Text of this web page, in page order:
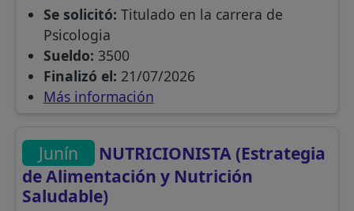
Se solicitó: Titulado en la carrera de
Psicologia
Sueldo: 3500
Finalizó el: 21/07/2026
Más información
Junín
NUTRICIONISTA (Estrategia
de Alimentación y Nutrición
Saludable)